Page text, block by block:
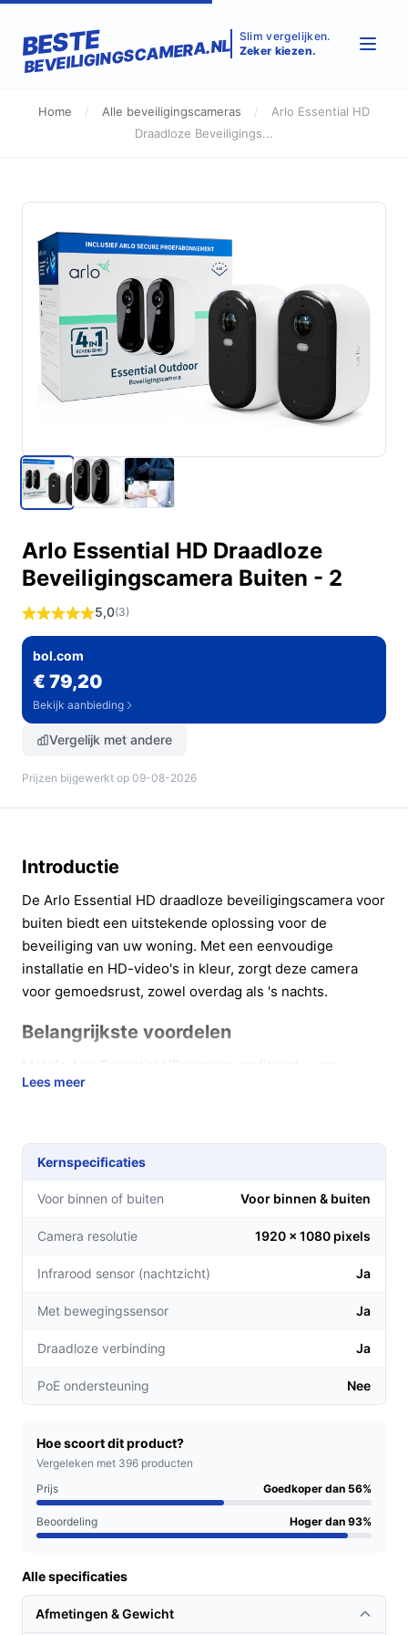
BESTE
BEVEILIGINGSCAMERA.NL Slim vergelijken.
Zeker kiezen.
Home / Alle beveiligingscameras /
Arlo Essential HD
Draadloze Beveiligings...
Arlo Essential HD Draadloze
Beveiligingscamera Buiten - 2
5,0(3)
bol.com
€ 79,20
Bekijk aanbieding
Vergelijk met andere
Prijzen bijgewerkt op 09-08-2026
Introductie
De Arlo Essential HD draadloze beveiligingscamera voor
buiten biedt een uitstekende oplossing voor de
beveiliging van uw woning. Met een eenvoudige
installatie en HD-video's in kleur, zorgt deze camera
voor gemoedsrust, zowel overdag als 's nachts.
Belangrijkste voordelen
diverse voordelen die uw beveiliging naar een hoger
Live HD-kleurenvideo: U kunt 24/7 uw huis in de
gaten houden met scherpe beelden, wat helpt bij
het snel identificeren van indringers.
uw smartphone zodra er beweging wordt
Flexibele installatie: Dankzij de draadloze functie
kunt u de camera bijna overal buiten installeren,
Deze camera is ideaal voor huiseigenaren die hun
die een tijdelijke beveiligingsoplossing zoeken. Het is
geschikt voor zowel stadswoningen als landelijke
huizen.
Praktische voordelen t.o.v. alternatieven
enkele unieke eigenschappen:
Plug-and-play installatie: In vergelijking met
Lees meer
Kernspecificaties
Voor binnen of buiten Voor binnen & buiten
Camera resolutie 1920 x 1080 pixels
Infrarood sensor (nachtzicht) Ja
Met bewegingssensor Ja
Draadloze verbinding Ja
PoE ondersteuning Nee
Hoe scoort dit product?
Vergeleken met 396 producten
Prijs
Goedkoper dan 56%
Beoordeling Hoger dan 93%
Alle specificaties
Afmetingen & Gewicht